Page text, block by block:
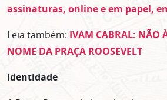
assinaturas, online e em papel,
Leia também: IVAM CABRAL: NÃO
NOME DA PRAÇA ROOSEVELT
Identidade